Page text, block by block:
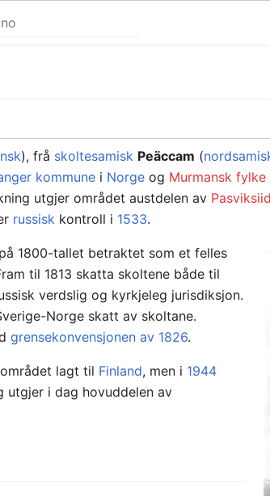
), frå skoltesamisk Peäccam (
kommune i Norge og Murmansk fylke
utgjer området austdelen av
russisk kontroll i 1533.
1800-tallet betraktet som et felles
til 1813 skatta skoltene både til
verdslig og kyrkjeleg jurisdiksjon.
Norge skatt av skoltane.
grensekonvensjonen av 1826.
lagt til Finland, men i 1944
utgjer i dag hovuddelen av